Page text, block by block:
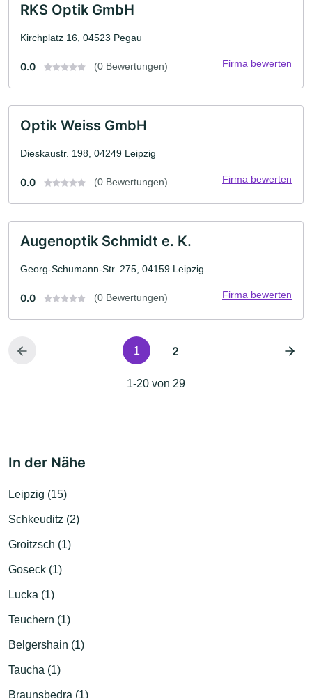
RKS Optik GmbH
Kirchplatz 16, 04523 Pegau
0.0 (0 Bewertungen) Firma bewerten
Optik Weiss GmbH
Dieskaustr. 198, 04249 Leipzig
0.0 (0 Bewertungen) Firma bewerten
Augenoptik Schmidt e. K.
Georg-Schumann-Str. 275, 04159 Leipzig
0.0 (0 Bewertungen) Firma bewerten
1 2
1-20 von 29
In der Nähe
Leipzig (15)
Schkeuditz (2)
Groitzsch (1)
Goseck (1)
Lucka (1)
Teuchern (1)
Belgershain (1)
Taucha (1)
Braunsbedra (1)